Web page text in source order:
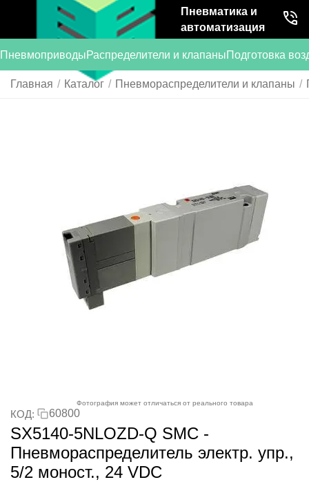
Пневматика и
автоматизация
ПневмоприводыРаспределители и клапаныПодготовка
Главная / Каталог / Пневмораспределители и клапаны /
Фотография может отличаться от реального товара
КОД: 60800
SX5140-5NLOZD-Q SMC -
Пневмораспределитель электр. упр.,
5/2 моност., 24 VDC